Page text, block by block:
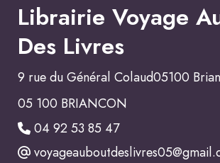
Librairie Voyage
Des Livres
9 rue du Général Colaud05100
05 100 BRIANCON
04 92 53 85 47